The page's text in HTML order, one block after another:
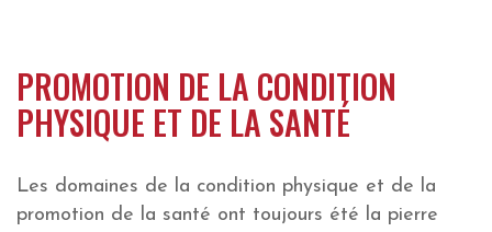
PROMOTION DE LA CONDITION
PHYSIQUE ET DE LA SANTÉ
Les domaines de la condition physique et de la
promotion de la santé ont toujours été la pierre